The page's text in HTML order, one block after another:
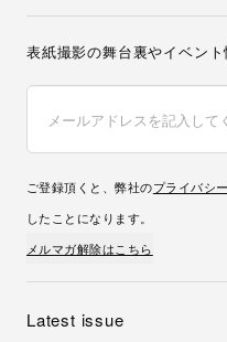
表紙撮影の舞台裏やイベント
ご登録頂くと、弊社のプライバシ
したことになります。
メルマガ解除はこちら
Latest issue